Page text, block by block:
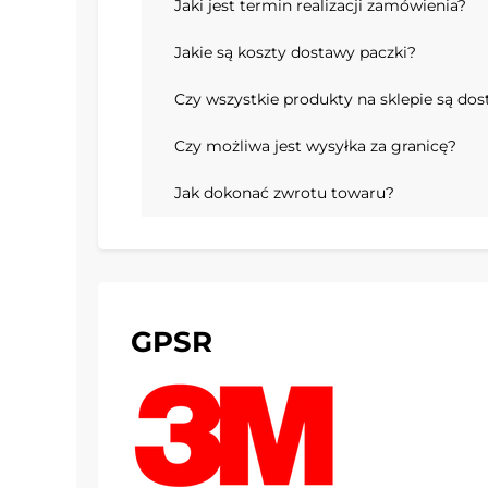
Jaki jest termin realizacji zamówienia?
Jakie są koszty dostawy paczki?
Czy wszystkie produkty na sklepie są
Czy możliwa jest wysyłka za granicę?
Jak dokonać zwrotu towaru?
GPSR